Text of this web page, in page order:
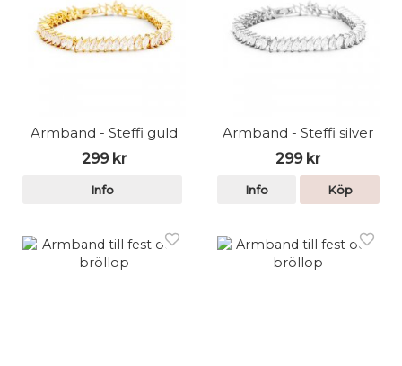
Armband - Steffi guld
299 kr
Info
Armband - Steffi silver
299 kr
Info Köp